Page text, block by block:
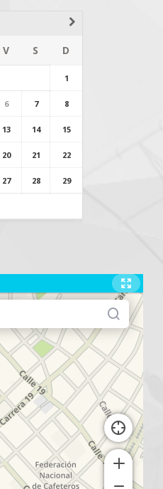
V S D
1
6 7 8
13 14 15
20 21 22
27 28 29